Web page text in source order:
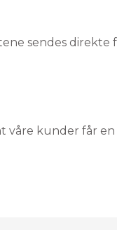
sendes direkte
våre kunder får